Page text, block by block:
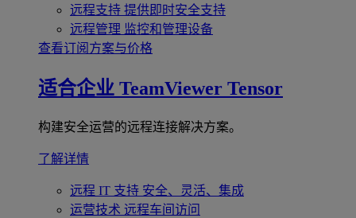
远程支持 提供即时安全支持
远程管理 监控和管理设备
查看订阅方案与价格
适合企业 TeamViewer Tensor
构建安全运营的远程连接解决方案。
了解详情
远程 IT 支持 安全、灵活、集成
运营技术 远程车间访问